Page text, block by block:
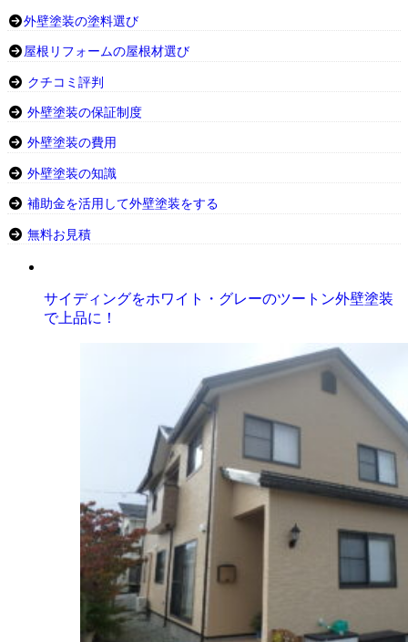
外壁塗装の塗料選び
屋根リフォームの屋根材選び
クチコミ評判
外壁塗装の保証制度
外壁塗装の費用
外壁塗装の知識
補助金を活用して外壁塗装をする
無料お見積
サイディングをホワイト・グレーのツートン外壁塗装
で上品に！